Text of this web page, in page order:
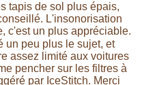
tapis de sol plus épais,
L'insonorisation
c'est un plus appréciable.
un peu plus le sujet, et
assez limité aux voitures
pencher sur les filtres à
par IceStitch. Merci